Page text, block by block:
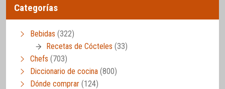
Categorías
Bebidas (322)
Recetas de Cócteles (33)
Chefs (703)
Diccionario de cocina (800)
Dónde comprar (124)